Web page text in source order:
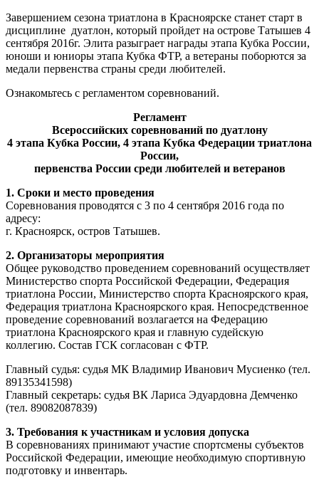
Завершением сезона триатлона в Красноярске станет старт в
дисциплине дуатлон, который пройдет на острове Татышев 4
сентября 2016г. Элита разыграет награды этапа Кубка России,
юноши и юниоры этапа Кубка ФТР, а ветераны поборются за
медали первенства страны среди любителей.
Ознакомьтесь с регламентом соревнований.
Регламент
Всероссийских соревнований по дуатлону
4 этапа Кубка России, 4 этапа Кубка Федерации триатлона
России,
первенства России среди любителей и ветеранов
1. Сроки и место проведения
Соревнования проводятся с 3 по 4 сентября 2016 года по
адресу:
г. Красноярск, остров Татышев.
2. Организаторы мероприятия
Общее руководство проведением соревнований осуществляет
Министерство спорта Российской Федерации, Федерация
триатлона России, Министерство спорта Красноярского края,
Федерация триатлона Красноярского края. Непосредственное
проведение соревнований возлагается на Федерацию
триатлона Красноярского края и главную судейскую
коллегию. Состав ГСК согласован с ФТР.
Главный судья: судья МК Владимир Иванович Мусиенко (тел.
89135341598)
Главный секретарь: судья ВК Лариса Эдуардовна Демченко
(тел. 89082087839)
3. Требования к участникам и условия допуска
В соревнованиях принимают участие спортсмены субъектов
Российской Федерации, имеющие необходимую спортивную
подготовку и инвентарь.